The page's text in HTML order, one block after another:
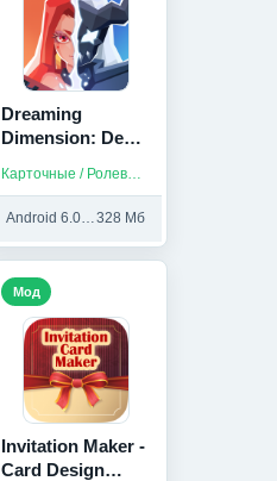
Dreaming
Dimension: Deck
Много денег/
бесплатные
Карточные / Ролевые / Стратегии
Android 6.0 и выше328 Мб
Invitation Maker -
Card Design
Мод